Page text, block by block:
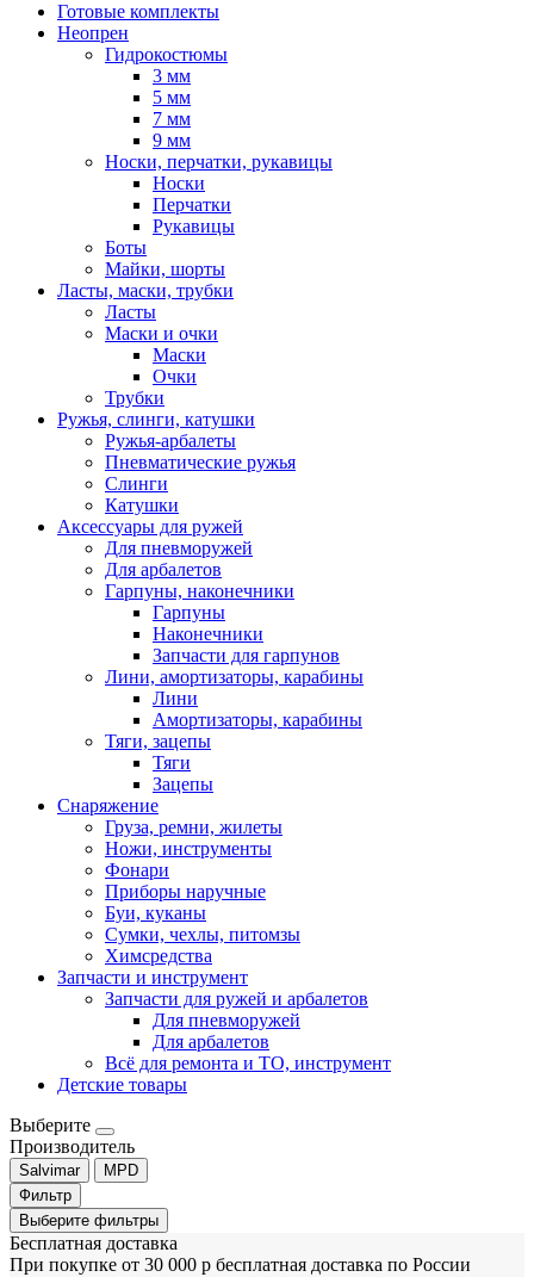
Готовые комплекты
Неопрен
Гидрокостюмы
3 мм
5 мм
7 мм
9 мм
Носки, перчатки, рукавицы
Носки
Перчатки
Рукавицы
Боты
Майки, шорты
Ласты, маски, трубки
Ласты
Маски и очки
Маски
Очки
Трубки
Ружья, слинги, катушки
Ружья-арбалеты
Пневматические ружья
Слинги
Катушки
Аксессуары для ружей
Для пневморужей
Для арбалетов
Гарпуны, наконечники
Гарпуны
Наконечники
Запчасти для гарпунов
Лини, амортизаторы, карабины
Лини
Амортизаторы, карабины
Тяги, зацепы
Тяги
Зацепы
Снаряжение
Груза, ремни, жилеты
Ножи, инструменты
Фонари
Приборы наручные
Буи, куканы
Сумки, чехлы, питомзы
Химсредства
Запчасти и инструмент
Запчасти для ружей и арбалетов
Для пневморужей
Для арбалетов
Всё для ремонта и ТО, инструмент
Детские товары
Выберите
Производитель
Salvimar
MPD
Фильтр
Выберите фильтры
Бесплатная доставка
При покупке от 30 000 р бесплатная доставка по России